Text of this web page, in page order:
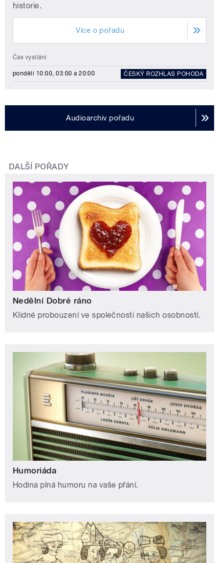
historie.
Více o pořadu
Čas vysílání
pondělí 10:00, 03:00 a 20:00 ČESKÝ ROZHLAS POHODA
Audioarchiv pořadu
DALŠÍ POŘADY
Nedělní Dobré ráno
Klidné probouzení ve společnosti našich osobností.
Humoriáda
Hodina plná humoru na vaše přání.